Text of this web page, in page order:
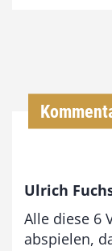
Ulrich
Alle diese 6
abspielen,